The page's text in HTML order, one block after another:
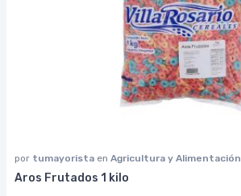
por tumayorista en Agricultura y Alimentación
Aros Frutados 1 kilo